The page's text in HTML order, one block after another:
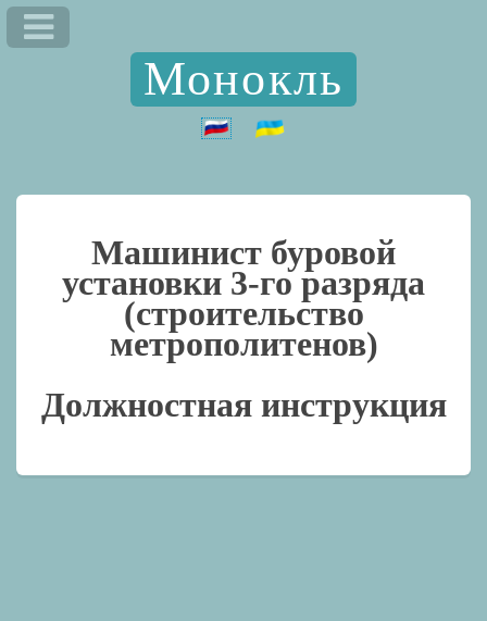
Монокль
Машинист буровой
установки 3-го разряда
(строительство
метрополитенов)
Должностная инструкция